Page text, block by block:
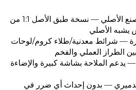
✅ تصميم على طراز المصنع الأصلي — نسخة طبق الأصل 1:1 من
— شرائط معدنية/طلاء كروم/لوحات
الطراز العملي والفخم
يدعم الملاحة بشاشة كبيرة والإضاءة
تدميري — بدون إحداث أي ضرر في